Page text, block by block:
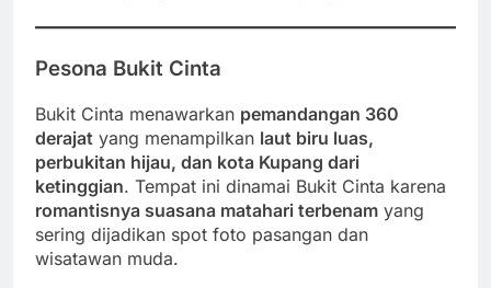
Pesona Bukit Cinta
Bukit Cinta menawarkan pemandangan 360
derajat yang menampilkan laut biru luas,
perbukitan hijau, dan kota Kupang dari
ketinggian. Tempat ini dinamai Bukit Cinta karena
romantisnya suasana matahari terbenam yang
sering dijadikan spot foto pasangan dan
wisatawan muda.